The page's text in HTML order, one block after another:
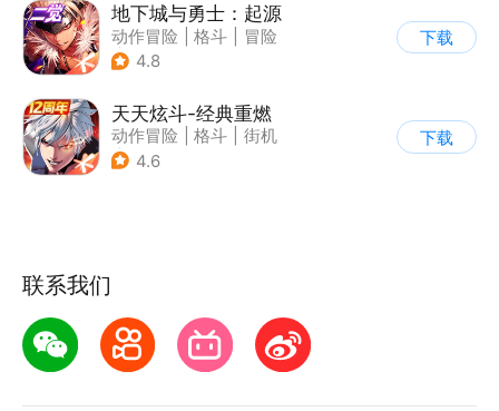
地下城与勇士：起源
动作冒险 格斗
冒险
| 地下城与勇士
4.8
下载
天天炫斗-经典重燃
动作冒险 格斗
街机
| 动漫
4.6
下载
联系我们